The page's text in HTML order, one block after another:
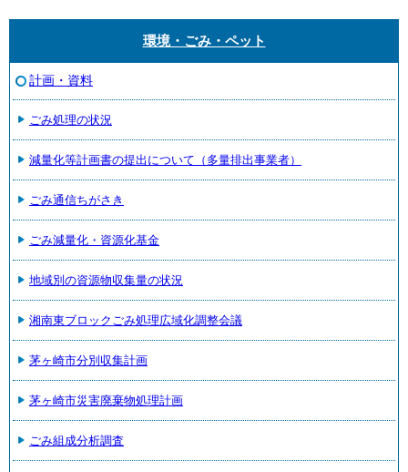
環境・ごみ・ペット
計画・資料
ごみ処理の状況
減量化等計画書の提出について（多量排出事業者）
ごみ通信ちがさき
ごみ減量化・資源化基金
地域別の資源物収集量の状況
湘南東ブロックごみ処理広域化調整会議
茅ヶ崎市分別収集計画
茅ヶ崎市災害廃棄物処理計画
ごみ組成分析調査